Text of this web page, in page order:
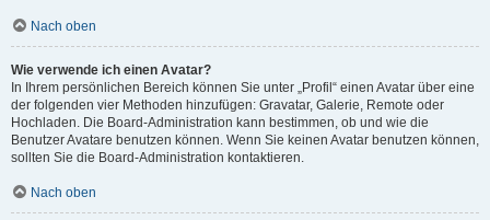
Nach oben
Wie verwende ich einen Avatar?
In Ihrem persönlichen Bereich können Sie unter „Profil“ einen Avatar über eine
der folgenden vier Methoden hinzufügen: Gravatar, Galerie, Remote oder
Hochladen. Die Board-Administration kann bestimmen, ob und wie die
Benutzer Avatare benutzen können. Wenn Sie keinen Avatar benutzen können,
sollten Sie die Board-Administration kontaktieren.
Nach oben